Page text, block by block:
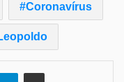
Coronavírus